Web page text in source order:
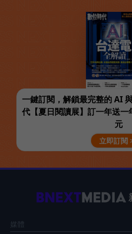
一鍵訂閱，解鎖最完整的 AI
代【夏日閱讀展】訂一年送
元
立即訂閱
媒體